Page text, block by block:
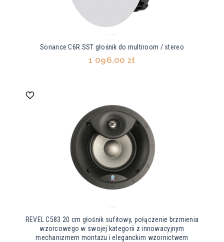
Sonance C6R SST głośnik do multiroom / stereo
1 096,00 zł
REVEL C583 20 cm głośnik sufitowy, połączenie brzmienia
wzorcowego w swojej kategorii z innowacyjnym
mechanizmem montażu i eleganckim wzornictwem